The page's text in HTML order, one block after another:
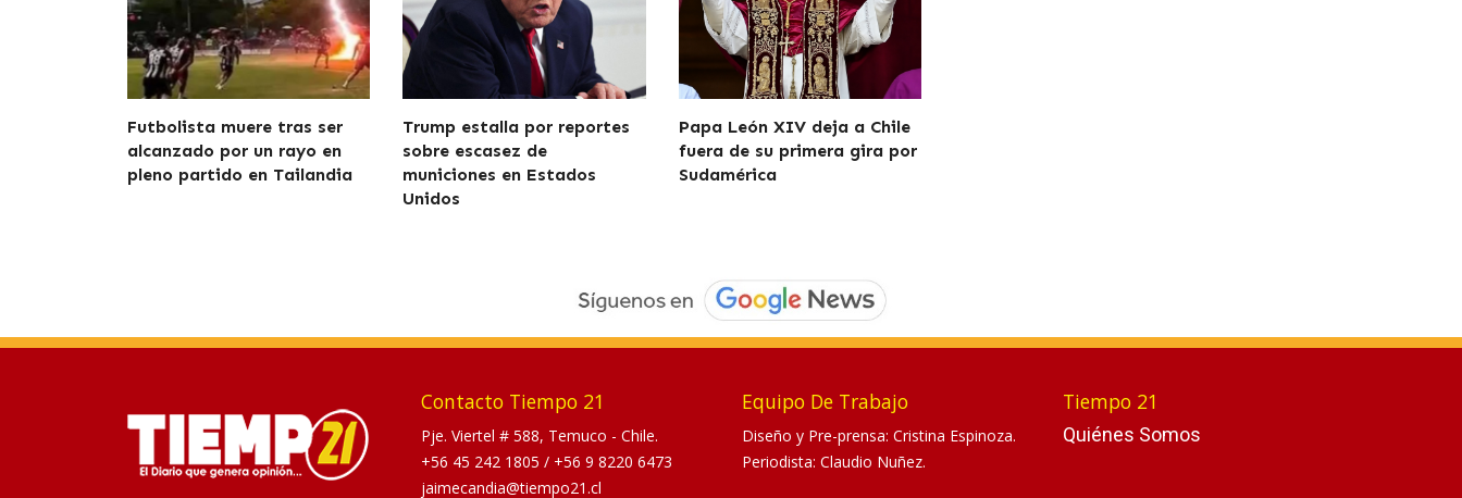
Futbolista muere tras ser
alcanzado por un rayo en
pleno partido en Tailandia
Trump estalla por reportes
sobre escasez de
municiones en Estados
Unidos
Papa León XIV deja a Chile
fuera de su primera gira por
Sudamérica
Contacto Tiempo 21
Pje. Viertel # 588, Temuco - Chile.
+56 45 242 1805 / +56 9 8220 6473
jaimecandia@tiempo21.cl
Equipo De Trabajo
Diseño y Pre-prensa: Cristina Espinoza.
Periodista: Claudio Nuñez.
Tiempo 21
Quiénes Somos